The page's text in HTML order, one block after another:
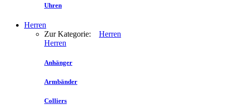
Uhren
Herren
Zur Kategorie: Herren
Herren
Anhänger
Armbänder
Colliers